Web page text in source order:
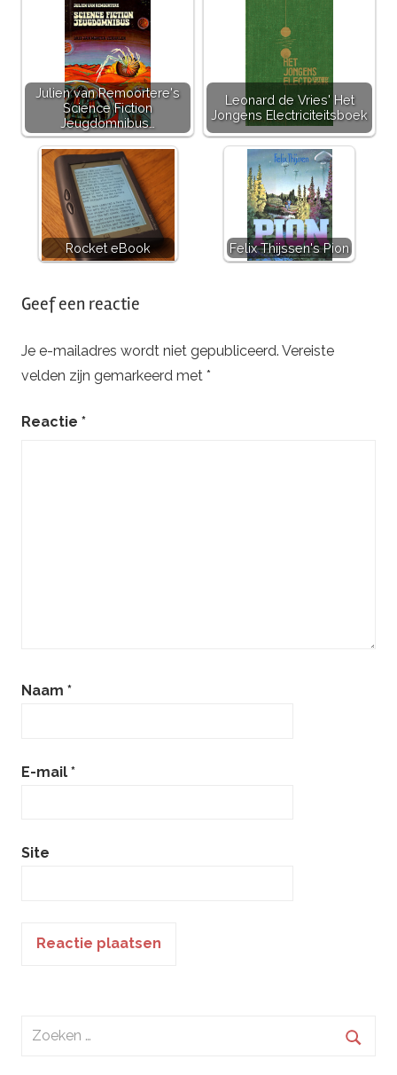
Julien van Remoortere's
Science Fiction
Jeugdomnibus…
Leonard de Vries' Het
Jongens Electriciteitsboek
Rocket eBook Felix Thijssen's Pion
met
encyclopedia
galactica,
Geef een reactie
Je e-mailadres wordt niet gepubliceerd. Vereiste
velden zijn gemarkeerd met *
Reactie *
Naam *
E-mail *
Site
Zoeken